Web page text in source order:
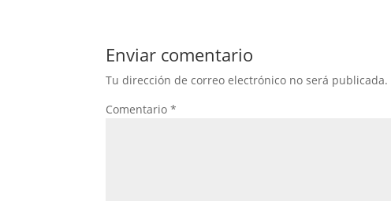
Enviar comentario
Tu dirección de correo electrónico no será publicada.
Comentario*